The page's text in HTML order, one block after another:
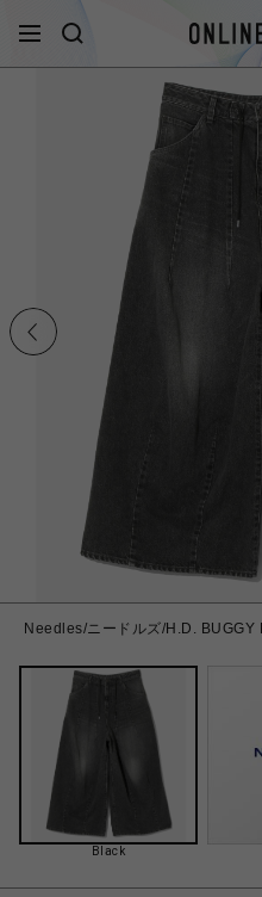
Needles/ニードルズ/H.D.
Black